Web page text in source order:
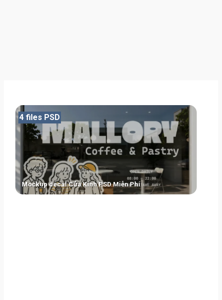
Mockup decal Cửa Kính PSD Miễn Phí
4 files PSD